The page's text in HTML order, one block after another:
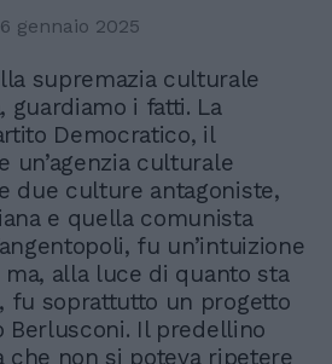
gennaio 2025
supremazia culturale
guardiamo i fatti. La
Democratico, il
un’agenzia culturale
due culture antagoniste,
e quella comunista
fu un’intuizione
alla luce di quanto sta
fu soprattutto un progetto
Berlusconi. Il predellino
che non si poteva ripetere